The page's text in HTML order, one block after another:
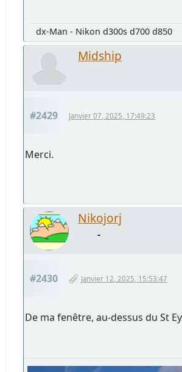
dx-Man - Nikon d300s d700 d850
Midship
#2429 Janvier 07, 2025, 17:49:23
Merci.
Nikojorj
-
#2430 Janvier 12, 2025, 15:53:47
De ma fenêtre, au-dessus du St